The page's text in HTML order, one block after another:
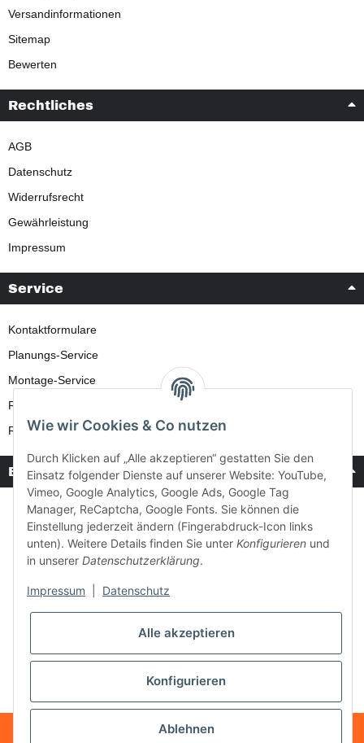
Versandinformationen
Sitemap
Bewerten
Rechtliches
AGB
Datenschutz
Widerrufsrecht
Gewährleistung
Impressum
Service
Kontaktformulare
Planungs-Service
Montage-Service
Reparatur-Service
Retouren-Service
Bezahlung & Versand
* Alle Preise inkl. gesetzlicher USt., zzgl.
Wie wir Cookies & Co nutzen
Durch Klicken auf „Alle akzeptieren“ gestatten Sie den
Einsatz folgender Dienste auf unserer Website: YouTube,
Vimeo, Google Analytics, Google Ads, Google Tag
Manager, ReCaptcha, Google Fonts. Sie können die
Einstellung jederzeit ändern (Fingerabdruck-Icon links
unten). Weitere Details finden Sie unter Konfigurieren und
in unserer Datenschutzerklärung.
Impressum Datenschutz
Alle akzeptieren
Konfigurieren
Ablehnen